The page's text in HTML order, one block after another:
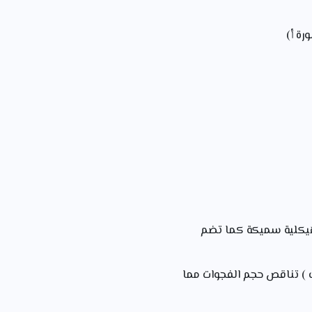
أ)
سميكة كما تضم
) تناقص حجم الفجوات مما